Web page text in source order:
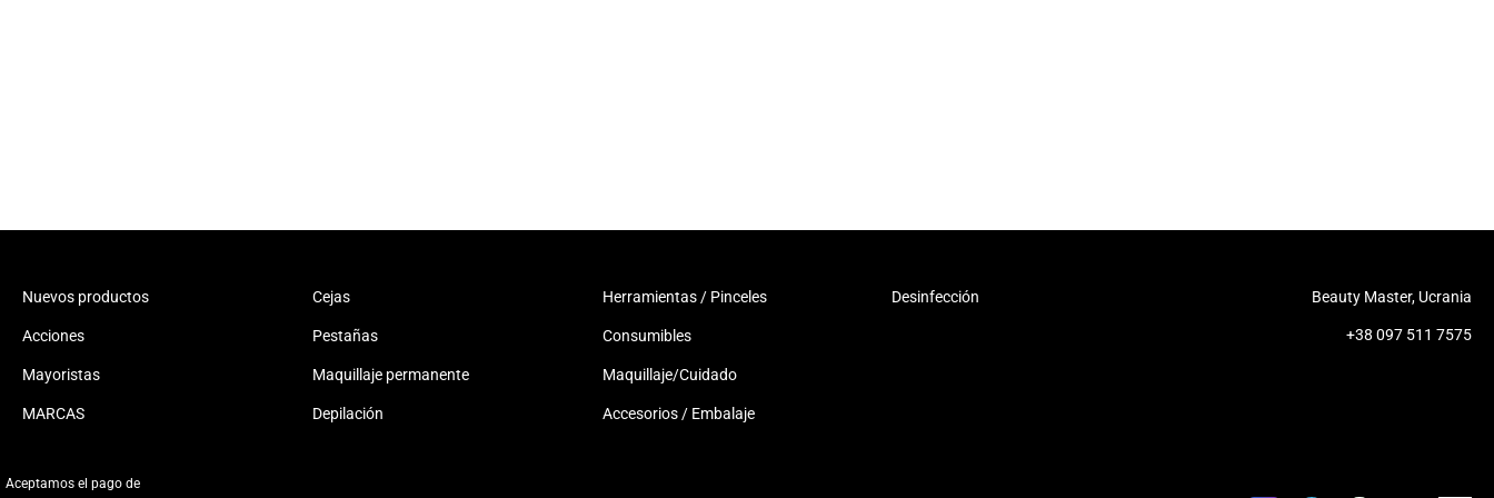
Nuevos productos
Acciones
Mayoristas
MARCAS
Cejas
Pestañas
Maquillaje permanente
Depilación
Herramientas / Pinceles
Consumibles
Maquillaje/Cuidado
Accesorios / Embalaje
Desinfección Beauty Master, Ucrania
+38 097 511 7575
Aceptamos el pago de